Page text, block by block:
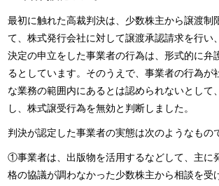
最初に触れた高裁判決は、少数株主から譲渡制
て、株式発行会社に対して譲渡承認請求を行い
決定の申立をした事業者の行為は、形式的に弁
るとしています。そのうえで、事業者の行為が
な業務の範囲内にあるとは認められないとして
し、株式譲受行為を無効と判断しました。
判決が認定した事業者の実態は次のようなもの
①事業者は、出版物を活用するなどして、主に
格の協議が調わなかった少数株主から相談を受